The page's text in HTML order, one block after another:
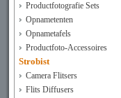
Productfotografie Sets
Opnametenten
Opnametafels
Productfoto-Accessoires
Strobist
Camera Flitsers
Flits Diffusers